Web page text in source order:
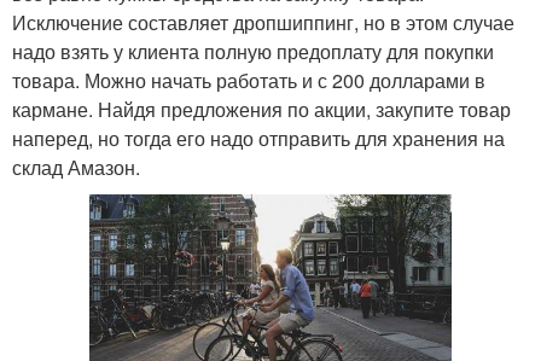
Исключение составляет дропшиппинг, но в этом случае
надо взять у клиента полную предоплату для покупки
товара. Можно начать работать и с 200 долларами в
кармане. Найдя предложения по акции, закупите товар
наперед, но тогда его надо отправить для хранения на
склад Амазон.